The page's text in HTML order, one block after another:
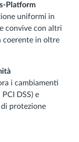
Platform
uniformi in
convive con altri
coerente in oltre
i cambiamenti
DSS) e
protezione